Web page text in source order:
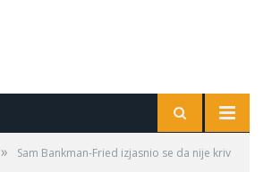
»
Sam Bankman-Fried izjasnio se da nije kriv